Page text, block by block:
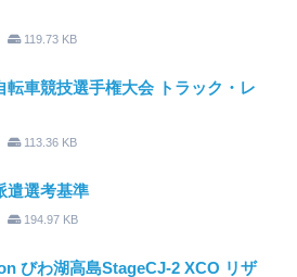
119.73 KB
転車競技選手権大会 トラック・レ
113.36 KB
遣選考基準
194.97 KB
びわ湖高島StageCJ-2 XCO リザ